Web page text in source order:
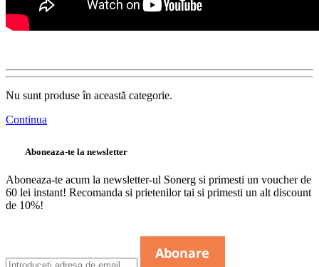
Nu sunt produse în această categorie.
Continua
Aboneaza-te la newsletter
Aboneaza-te acum la newsletter-ul Sonerg si primesti un voucher de
60 lei instant! Recomanda si prietenilor tai si primesti un alt discount
de 10%!